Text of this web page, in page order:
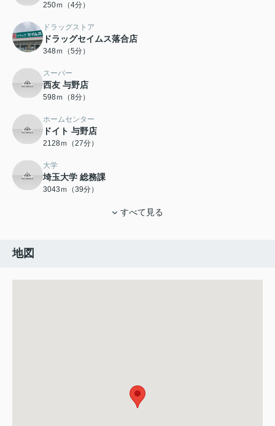
250ｍ（4分）
ドラッグストア
ドラッグセイムス落合店
348ｍ（5分）
スーパー
西友 与野店
598ｍ（8分）
ホームセンター
ドイト 与野店
2128ｍ（27分）
大学
埼玉大学 総務課
3043ｍ（39分）
すべて見る
地図